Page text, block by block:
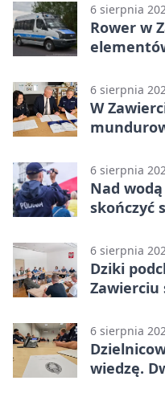
6 sierpnia
Rower w
6 sierpnia
W
6 sierpnia
Nad
skończyć
6 sierpnia
Dziki
Zawierciu
6 sierpnia
wiedzę.